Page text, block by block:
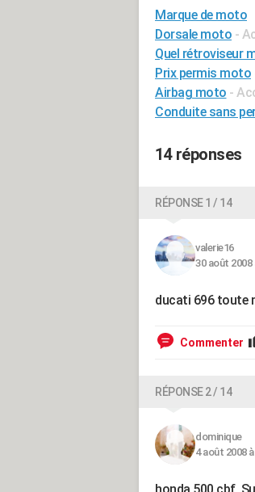
Marque de moto
Dorsale moto -
Quel rétroviseur
Prix permis moto
Airbag moto -
Conduite sans
14 réponses
RÉPONSE 1 / 14
valerie16
30 août 2008
ducati 696 toute
Commenter
RÉPONSE 2 / 14
dominique
4 août 2008